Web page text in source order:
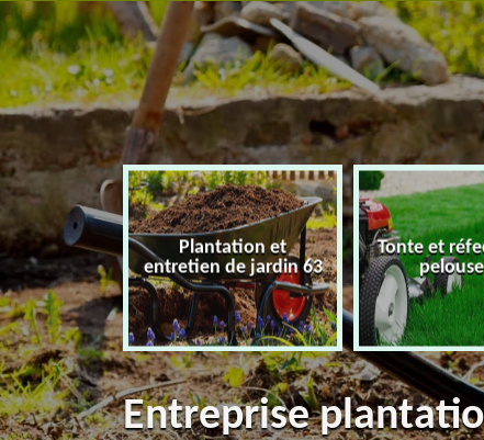
63
Plantation et
entretien de jardin 63
Tonte et
Entreprise